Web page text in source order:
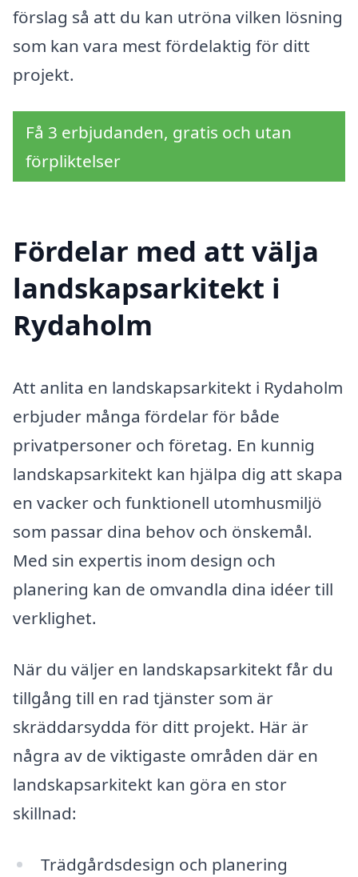
förslag så att du kan utröna vilken lösning
som kan vara mest fördelaktig för ditt
projekt.
Få 3 erbjudanden, gratis och utan
förpliktelser
Fördelar med att välja
landskapsarkitekt i
Rydaholm
Att anlita en landskapsarkitekt i Rydaholm
erbjuder många fördelar för både
privatpersoner och företag. En kunnig
landskapsarkitekt kan hjälpa dig att skapa
en vacker och funktionell utomhusmiljö
som passar dina behov och önskemål.
Med sin expertis inom design och
planering kan de omvandla dina idéer till
verklighet.
När du väljer en landskapsarkitekt får du
tillgång till en rad tjänster som är
skräddarsydda för ditt projekt. Här är
några av de viktigaste områden där en
landskapsarkitekt kan göra en stor
skillnad:
Trädgårdsdesign och planering